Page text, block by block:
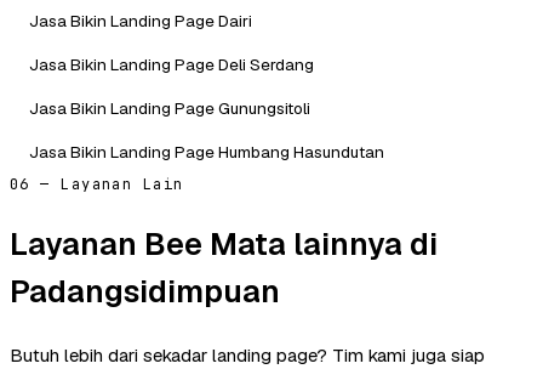
Jasa Bikin Landing Page Dairi
Jasa Bikin Landing Page Deli Serdang
Jasa Bikin Landing Page Gunungsitoli
Jasa Bikin Landing Page Humbang Hasundutan
06 — Layanan Lain
Layanan Bee Mata lainnya di
Padangsidimpuan
Butuh lebih dari sekadar landing page? Tim kami juga siap